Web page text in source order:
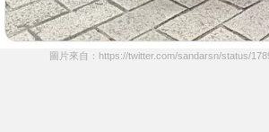
圖片來自：https://twitter.com/sandarsn/status/